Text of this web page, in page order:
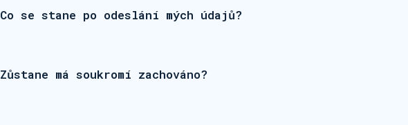
Co se stane po odeslání mých údajů?
Zůstane má soukromí zachováno?